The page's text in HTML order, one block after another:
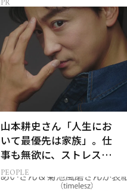
山本耕史さん「人生にお
いて最優先は家族」。仕
事も無欲に、ストレスを
溜めない生き方
PEOPLE